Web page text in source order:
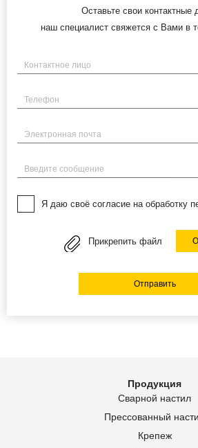
Оставьте свои контактные
наш специалист свяжется с Вами в
Имя
Телефон
Электронная почта
Введите сообщение
Я даю своё согласие на обработку
Прикрепить файл
Отправить
Продукция
Сварной настил
Прессованный
Крепеж